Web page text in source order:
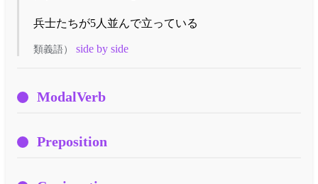
兵士たちが5人並んで立っている
類義語） side by side
ModalVerb
Preposition